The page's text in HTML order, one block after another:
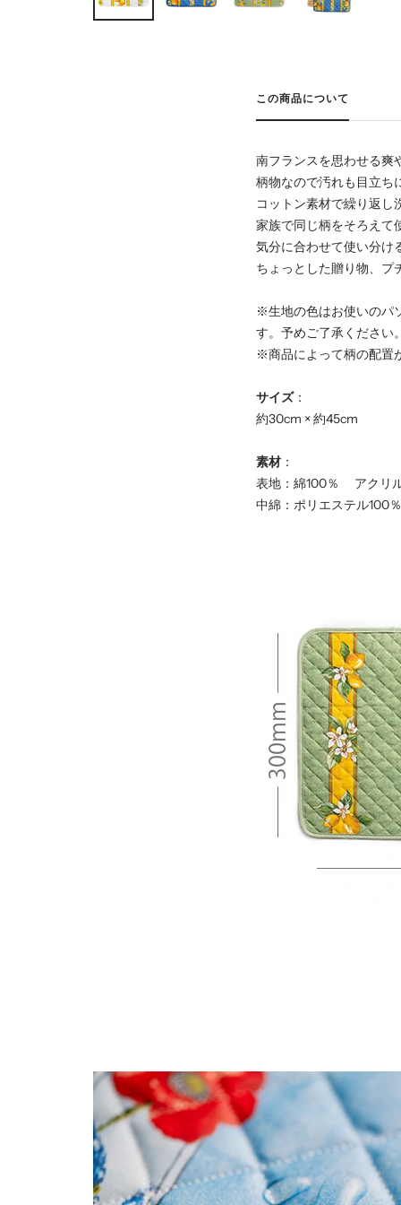
この商品について
南フランスを思わせる爽
柄物なので汚れも目立ち
コットン素材で繰り返し
家族で同じ柄をそろえて
気分に合わせて使い分け
ちょっとした贈り物、プ
※生地の色はお使いのパ
す。予めご了承ください
※商品によって柄の配置
サイズ：
約30cm × 約45cm
素材：
表地：綿100％ アクリ
中綿：ポリエステル100％